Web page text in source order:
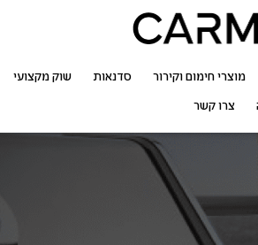
מוצרי חימום וקירור סדנאות שוק מקצועי
צרו קשר